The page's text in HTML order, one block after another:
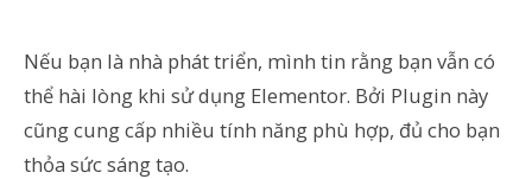
Nếu bạn là nhà phát triển, mình tin rằng bạn vẫn có
thể hài lòng khi sử dụng Elementor. Bởi Plugin này
cũng cung cấp nhiều tính năng phù hợp, đủ cho bạn
thỏa sức sáng tạo.